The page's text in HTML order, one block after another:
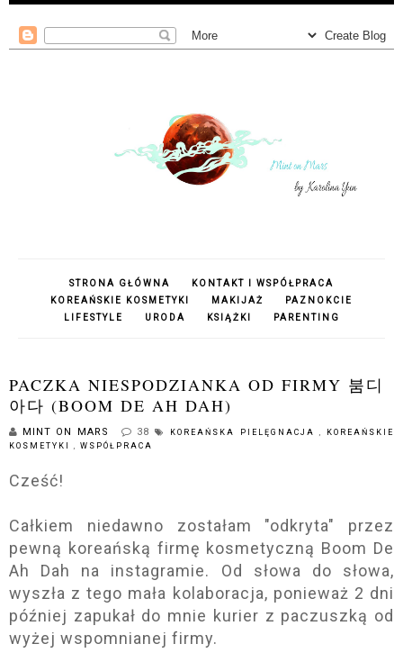
STRONA GŁÓWNA
KONTAKT I WSPÓŁPRACA
KOREAŃSKIE KOSMETYKI
MAKIJAŻ
PAZNOKCIE
LIFESTYLE
URODA KSIĄŻKI PARENTING
PACZKA NIESPODZIANKA OD FIRMY 붐디
아다 (BOOM DE AH DAH)
MINT ON MARS 38 KOREAŃSKA PIELĘGNACJA , KOREAŃSKIE
KOSMETYKI , WSPÓŁPRACA
Cześć!
Całkiem niedawno zostałam "odkryta" przez
pewną koreańską firmę kosmetyczną Boom De
Ah Dah na instagramie. Od słowa do słowa,
wyszła z tego mała kolaboracja, ponieważ 2 dni
później zapukał do mnie kurier z paczuszką od
wyżej wspomnianej firmy.